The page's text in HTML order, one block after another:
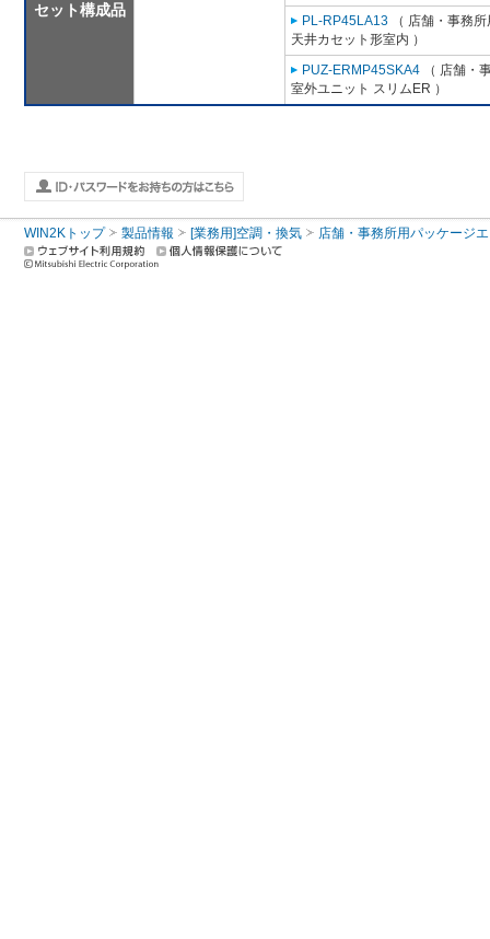
セット構成品
PL-RP45LA13 （ 店舗・事務
天井カセット形室内 ）
PUZ-ERMP45SKA4 （ 店舗・
室外ユニット スリムER ）
WIN2Kトップ 製品情報 [業務用]空調・換気 店舗・事務所用パッケージ